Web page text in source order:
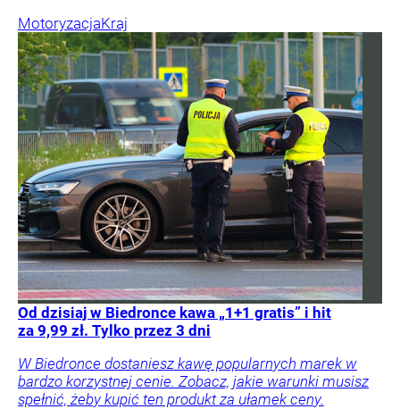
MotoryzacjaKraj
Od dzisiaj w Biedronce kawa „1+1 gratis” i hit
za 9,99 zł. Tylko przez 3 dni
W Biedronce dostaniesz kawę popularnych marek w
bardzo korzystnej cenie. Zobacz, jakie warunki musisz
spełnić, żeby kupić ten produkt za ułamek ceny.